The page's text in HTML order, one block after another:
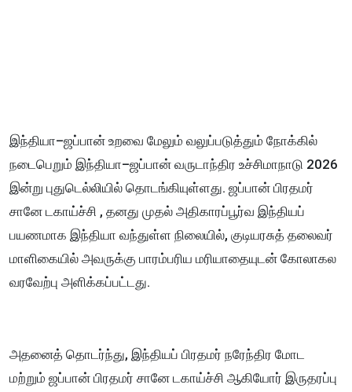
இந்தியா–ஜப்பான் உறவை மேலும் வலுப்படுத்தும் நோக்கில்
நடைபெறும் இந்தியா–ஜப்பான் வருடாந்திர உச்சிமாநாடு 2026
இன்று புதுடெல்லியில் தொடங்கியுள்ளது. ஜப்பான் பிரதமர்
சானே டகாய்ச்சி , தனது முதல் அதிகாரப்பூர்வ இந்தியப்
பயணமாக இந்தியா வந்துள்ள நிலையில், குடியரசுத் தலைவர்
மாளிகையில் அவருக்கு பாரம்பரிய மரியாதையுடன் கோலாகல
வரவேற்பு அளிக்கப்பட்டது.
அதனைத் தொடர்ந்து, இந்தியப் பிரதமர் நரேந்திர மோட
மற்றும் ஜப்பான் பிரதமர் சானே டகாய்ச்சி ஆகியோர் இருதரப்பு